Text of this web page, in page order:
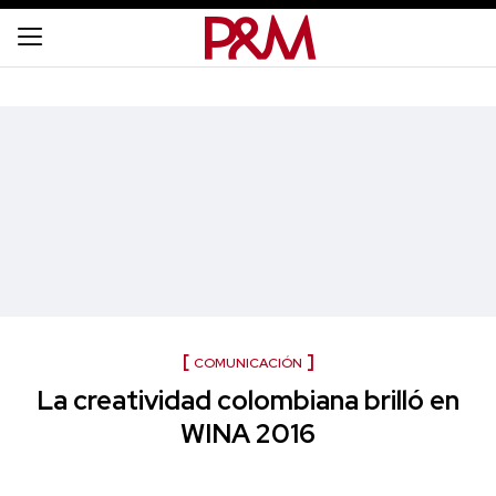
COMUNICACIÓN
La creatividad colombiana brilló en
WINA 2016